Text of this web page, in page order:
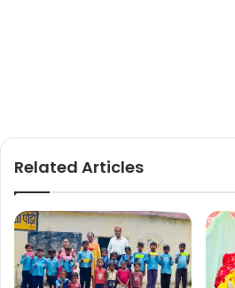
Related Articles